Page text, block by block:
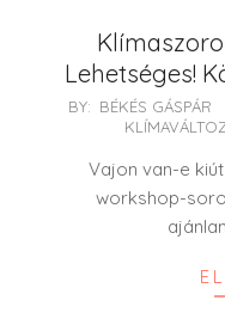
Lehetséges!
2026-
BY: BÉKÉS GÁSPÁR
Vajon van-e
workshop-